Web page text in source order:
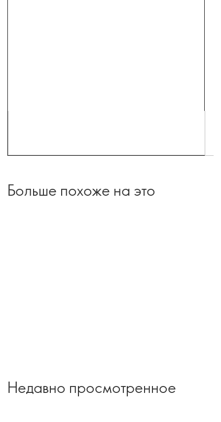
Больше похоже на это
Недавно просмотренное